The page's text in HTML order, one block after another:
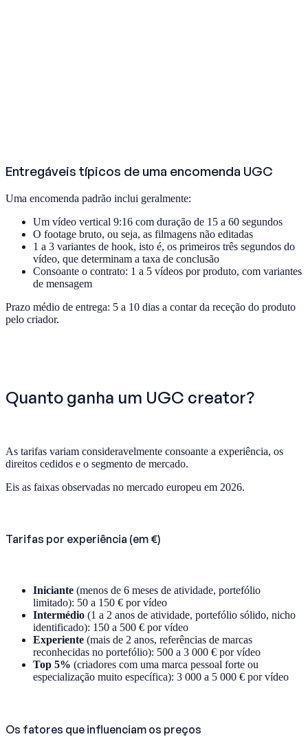
Entregáveis típicos de uma encomenda UGC
Uma encomenda padrão inclui geralmente:
Um vídeo vertical 9:16 com duração de 15 a 60 segundos
O footage bruto, ou seja, as filmagens não editadas
1 a 3 variantes de hook, isto é, os primeiros três segundos do
vídeo, que determinam a taxa de conclusão
Consoante o contrato: 1 a 5 vídeos por produto, com variantes
de mensagem
Prazo médio de entrega: 5 a 10 dias a contar da receção do produto
pelo criador.
Quanto ganha um UGC creator?
As tarifas variam consideravelmente consoante a experiência, os
direitos cedidos e o segmento de mercado.
Eis as faixas observadas no mercado europeu em 2026.
Tarifas por experiência (em €)
Iniciante (menos de 6 meses de atividade, portefólio
limitado): 50 a 150 € por vídeo
Intermédio (1 a 2 anos de atividade, portefólio sólido, nicho
identificado): 150 a 500 € por vídeo
Experiente (mais de 2 anos, referências de marcas
reconhecidas no portefólio): 500 a 3 000 € por vídeo
Top 5% (criadores com uma marca pessoal forte ou
especialização muito específica): 3 000 a 5 000 € por vídeo
Os fatores que influenciam os preços